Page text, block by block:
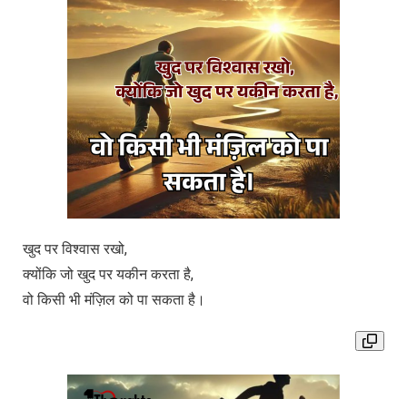
खुद पर विश्वास रखो,
क्योंकि जो खुद पर यकीन करता है,
वो किसी भी मंज़िल को पा सकता है।